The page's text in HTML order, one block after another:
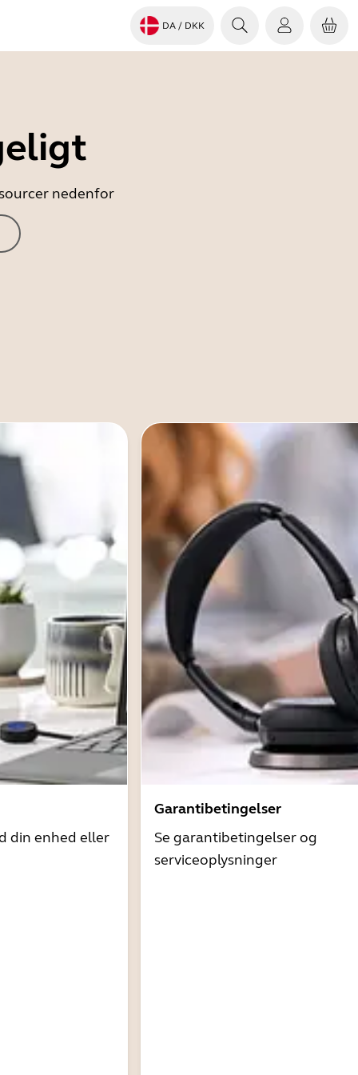
DA / DKK
nedenfor
din enhed eller
Garantibetingelser
Se garantibetingelser og
serviceoplysninger